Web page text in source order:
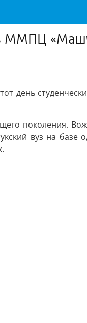
в ММПЦ
день
поколения.
вуз на базе